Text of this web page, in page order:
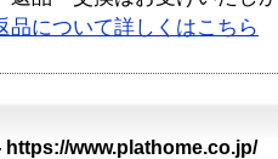
品について詳しくはこちら
https://www.plathome.co.jp/